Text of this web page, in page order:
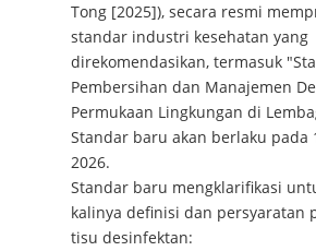
Tong [2025]), secara resmi
standar industri kesehatan yang
direkomendasikan, termasuk
Pembersihan dan Manajemen
Permukaan Lingkungan di
Standar baru akan berlaku pada
2026.
Standar baru mengklarifikasi
kalinya definisi dan persyaratan
tisu desinfektan: